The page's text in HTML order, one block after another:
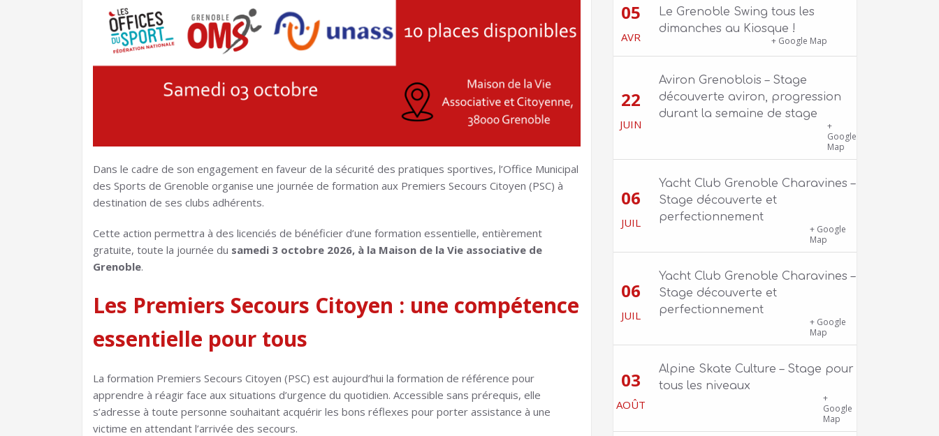
Dans le cadre de son engagement en faveur de la sécurité des pratiques sportives, l’Office Municipal
des Sports de Grenoble organise une journée de formation aux Premiers Secours Citoyen (PSC) à
destination de ses clubs adhérents.
Cette action permettra à des licenciés de bénéficier d’une formation essentielle, entièrement
gratuite, toute la journée du samedi 3 octobre 2026, à la Maison de la Vie associative de
Grenoble.
Les Premiers Secours Citoyen : une compétence
essentielle pour tous
La formation Premiers Secours Citoyen (PSC) est aujourd’hui la formation de référence pour
apprendre à réagir face aux situations d’urgence du quotidien. Accessible sans prérequis, elle
s’adresse à toute personne souhaitant acquérir les bons réflexes pour porter assistance à une
victime en attendant l’arrivée des secours.
05
AVR
Le Grenoble Swing tous les
dimanches au Kiosque !
+ Google Map
22
JUIN
Aviron Grenoblois – Stage
découverte aviron, progression
durant la semaine de stage
+
Google
Map
06
JUIL
Yacht Club Grenoble Charavines –
Stage découverte et
perfectionnement
+ Google
Map
06
JUIL
Yacht Club Grenoble Charavines –
Stage découverte et
perfectionnement
+ Google
Map
03
AOÛT
Alpine Skate Culture – Stage pour
tous les niveaux
+
Google
Map